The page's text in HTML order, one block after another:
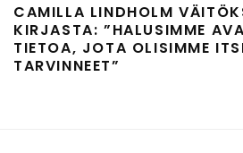
CAMILLA LINDHOLM
KIRJASTA: ”HALUSIMME
TIETOA, JOTA OLISIMME
TARVINNEET”